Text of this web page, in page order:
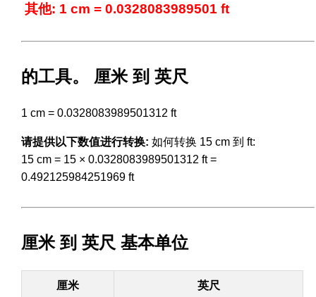
其他: 1 cm = 0.0328083989501 ft
的工具。 厘米 到 英尺
1 cm = 0.0328083989501312 ft
请提供以下数值进行转换: 如何转换 15 cm 到 ft:
15 cm = 15 × 0.0328083989501312 ft =
0.492125984251969 ft
厘米 到 英尺 基本单位
厘米 英尺